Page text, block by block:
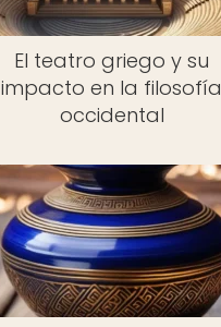
El teatro griego y su
impacto en la filosofía
occidental